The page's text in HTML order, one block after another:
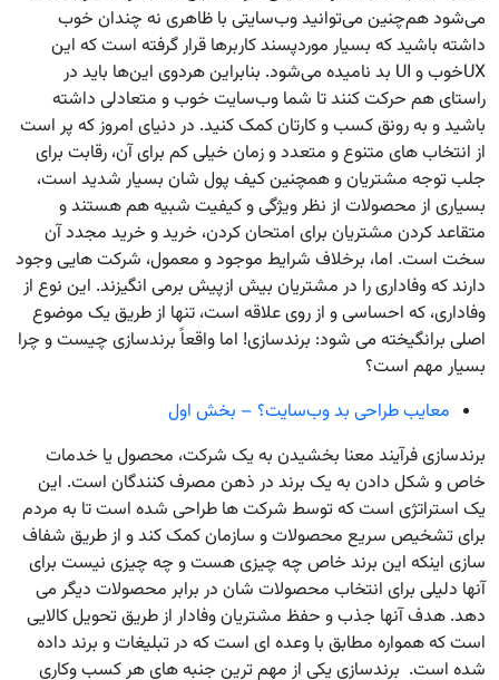
می‌شود هم‌چنین می‌توانید وب‌سایتی با ظاهری نه چندان خوب
داشته باشید که بسیار موردپسند کاربرها قرار گرفته است که این
UXخوب و UI بد نامیده می‌شود. بنابراین هردوی این‌ها باید در
راستای هم حرکت کنند تا شما وب‌سایت خوب و متعادلی داشته
باشید و به رونق کسب و کارتان کمک کنید. در دنیای امروز که پر است
از انتخاب های متنوع و متعدد و زمان خیلی کم برای آن، رقابت برای
جلب توجه مشتریان و همچنین کیف پول شان بسیار شدید است،
بسیاری از محصولات از نظر ویژگی و کیفیت شبیه هم هستند و
متقاعد کردن مشتریان برای امتحان کردن، خرید و خرید مجدد آن
سخت است. اما، برخلاف شرایط موجود و معمول، شرکت هایی وجود
دارند که وفاداری را در مشتریان بیش ازپیش برمی انگیزند. این نوع از
وفاداری، که احساسی و از روی علاقه است، تنها از طریق یک موضوع
اصلی برانگیخته می شود: برندسازی! اما واقعاً برندسازی چیست و چرا
بسیار مهم است؟
معایب طراحی بد وب‌سایت؟ – بخش اول
برندسازی فرآیند معنا بخشیدن به یک شرکت، محصول یا خدمات
خاص و شکل دادن به یک برند در ذهن مصرف کنندگان است. این
یک استراتژی است که توسط شرکت ها طراحی شده است تا به مردم
برای تشخیص سریع محصولات و سازمان کمک کند و از طریق شفاف
سازی اینکه این برند خاص چه چیزی هست و چه چیزی نیست برای
آنها دلیلی برای انتخاب محصولات شان در برابر محصولات دیگر می
دهد. هدف آنها جذب و حفظ مشتریان وفادار از طریق تحویل کالایی
است که همواره مطابق با وعده ای است که در تبلیغات و برند داده
شده است. برندسازی یکی از مهم ترین جنبه های هر کسب وکاری